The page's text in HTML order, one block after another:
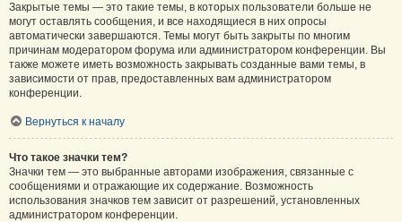
Закрытые темы — это такие темы, в которых пользователи больше не
могут оставлять сообщения, и все находящиеся в них опросы
автоматически завершаются. Темы могут быть закрыты по многим
причинам модератором форума или администратором конференции. Вы
также можете иметь возможность закрывать созданные вами темы, в
зависимости от прав, предоставленных вам администратором
конференции.
Вернуться к началу
Что такое значки тем?
Значки тем — это выбранные авторами изображения, связанные с
сообщениями и отражающие их содержание. Возможность
использования значков тем зависит от разрешений, установленных
администратором конференции.